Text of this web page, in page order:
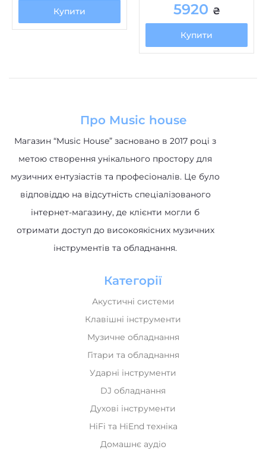
Купити 5920 ₴
Купити
Про Music house
Магазин “Music House” засновано в 2017 році з
метою створення унікального простору для
музичних ентузіастів та професіоналів. Це було
відповіддю на відсутність спеціалізованого
інтернет-магазину, де клієнти могли б
отримати доступ до високоякісних музичних
інструментів та обладнання.
Категорії
Акустичні системи
Клавішні інструменти
Музичне обладнання
Гітари та обладнання
Ударні інструменти
DJ обладнання
Духові інструменти
HiFi та HiEnd техніка
Домашнє аудіо